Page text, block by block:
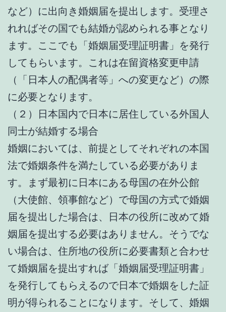
など）に出向き婚姻届を提出します。受理さ
れればその国でも結婚が認められる事となり
ます。ここでも「婚姻届受理証明書」を発行
してもらいます。これは在留資格変更申請
（「日本人の配偶者等」への変更など）の際
に必要となります。
（２）日本国内で日本に居住している外国人
同士が結婚する場合
婚姻においては、前提としてそれぞれの本国
法で婚姻条件を満たしている必要がありま
す。まず最初に日本にある母国の在外公館
（大使館、領事館など）で母国の方式で婚姻
届を提出した場合は、日本の役所に改めて婚
姻届を提出する必要はありません。そうでな
い場合は、住所地の役所に必要書類と合わせ
て婚姻届を提出すれば「婚姻届受理証明書」
を発行してもらえるので日本で婚姻をした証
明が得られることになります。そして、婚姻